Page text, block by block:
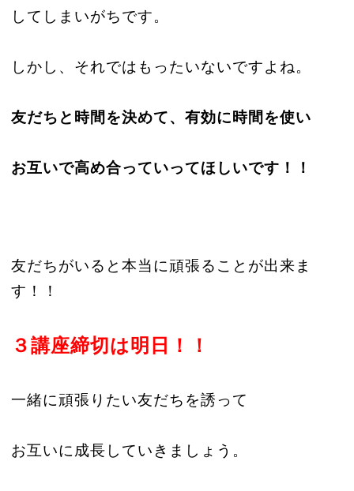
してしまいがちです。
しかし、それではもったいないですよね。
友だちと時間を決めて、有効に時間を使い
お互いで高め合っていってほしいです！！
友だちがいると本当に頑張ることが出来ま
す！！
３講座締切は明日！！
一緒に頑張りたい友だちを誘って
お互いに成長していきましょう。